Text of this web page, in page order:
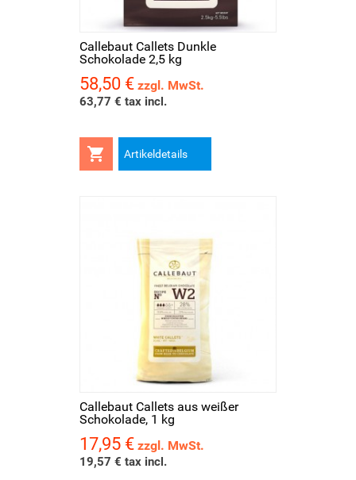
Callebaut Callets Dunkle
Schokolade 2,5 kg
Preis
58,50 € zzgl. MwSt.
63,77 € tax incl.
 Artikeldetails
Callebaut Callets aus weißer
Schokolade, 1 kg
Preis
17,95 € zzgl. MwSt.
19,57 € tax incl.